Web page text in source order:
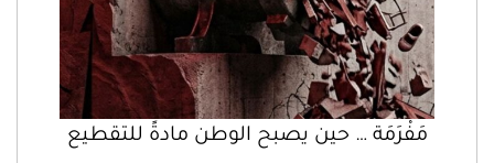
مَفْرَمَة … حين يصبح الوطن مادةً للتقطيع